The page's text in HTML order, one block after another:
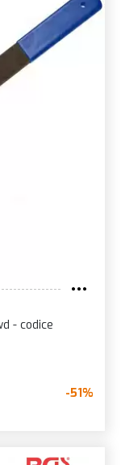
- codice
-51%